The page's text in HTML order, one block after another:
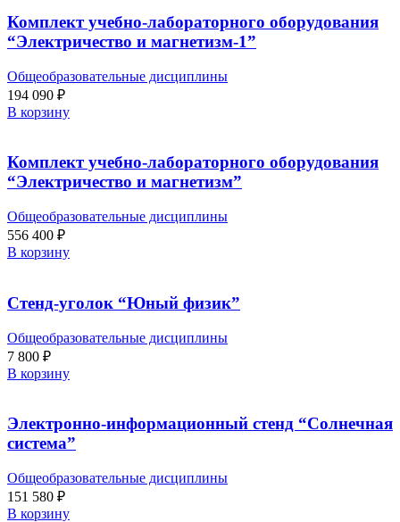
Комплект учебно-лабораторного оборудования
“Электричество и магнетизм-1”
Общеобразовательные дисциплины
194 090 ₽
В корзину
Комплект учебно-лабораторного оборудования
“Электричество и магнетизм”
Общеобразовательные дисциплины
556 400 ₽
В корзину
Стенд-уголок “Юный физик”
Общеобразовательные дисциплины
7 800 ₽
В корзину
Электронно-информационный стенд “Солнечная
система”
Общеобразовательные дисциплины
151 580 ₽
В корзину